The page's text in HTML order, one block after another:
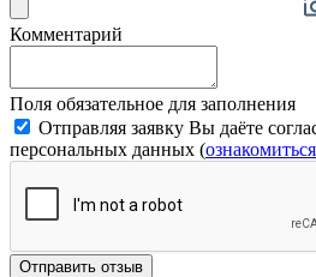
Комментарий
Поля обязательное для заполнения
Отправляя заявку Вы даёте
персональных данных (ознакомиться
Отправить отзыв